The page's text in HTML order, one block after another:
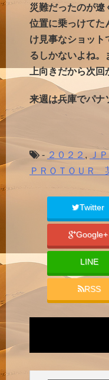
災難だったのが遼
位置に乗っけてた
け見事なショット
るしかないよね。
上向きだから次回
来週は兵庫でパナ
- ２０２２ , Ｊ
ＰＲＯＴＯＵＲ
Twitter
Google+
LINE
RSS